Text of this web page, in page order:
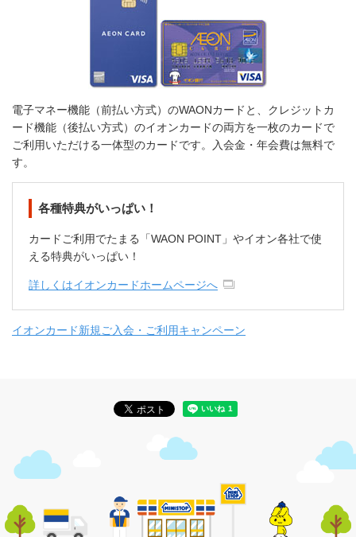
電子マネー機能（前払い方式）のWAONカードと、クレジットカ
ード機能（後払い方式）のイオンカードの両方を一枚のカードで
ご利用いただける一体型のカードです。入会金・年会費は無料で
す。
各種特典がいっぱい！
カードご利用でたまる「WAON POINT」やイオン各社で使
える特典がいっぱい！
詳しくはイオンカードホームページへ
イオンカード新規ご入会・ご利用キャンペーン